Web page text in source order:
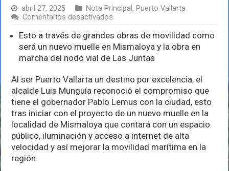
abril 27, 2025 Nota Principal, Puerto Vallarta
Comentarios desactivados
Pablo
Lemus
le
cumple
Puerto
Vallarta:
Luis
Munguía
Esto a través de grandes obras de movilidad como
será un nuevo muelle en Mismaloya y la obra en
marcha del nodo vial de Las Juntas
Al ser Puerto Vallarta un destino por excelencia, el
alcalde Luis Munguía reconoció el compromiso que
tiene el gobernador Pablo Lemus con la ciudad, esto
tras iniciar con el proyecto de un nuevo muelle en la
localidad de Mismaloya que contará con un espacio
público, iluminación y acceso a internet de alta
velocidad y así mejorar la movilidad marítima en la
región.